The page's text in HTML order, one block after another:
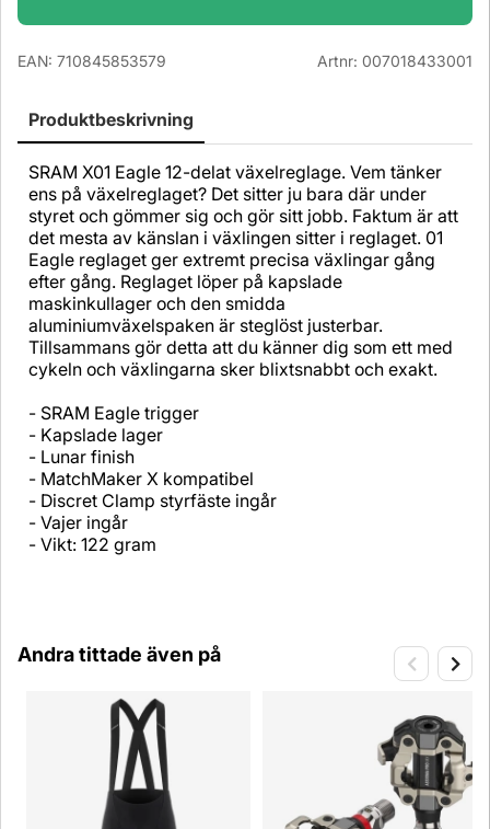
EAN: 710845853579 Artnr: 007018433001
Produktbeskrivning
SRAM X01 Eagle 12-delat växelreglage. Vem tänker
ens på växelreglaget? Det sitter ju bara där under
styret och gömmer sig och gör sitt jobb. Faktum är att
det mesta av känslan i växlingen sitter i reglaget. 01
Eagle reglaget ger extremt precisa växlingar gång
efter gång. Reglaget löper på kapslade
maskinkullager och den smidda
aluminiumväxelspaken är steglöst justerbar.
Tillsammans gör detta att du känner dig som ett med
cykeln och växlingarna sker blixtsnabbt och exakt.
- SRAM Eagle trigger
- Kapslade lager
- Lunar finish
- MatchMaker X kompatibel
- Discret Clamp styrfäste ingår
- Vajer ingår
- Vikt: 122 gram
Andra tittade även på